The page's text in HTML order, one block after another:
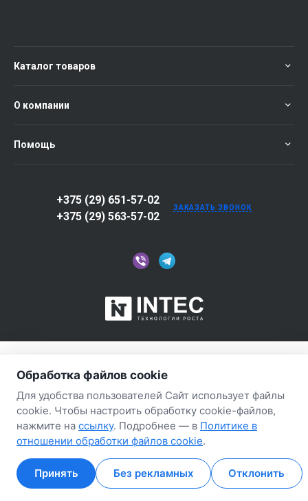
Главная Кабинет Избранные Сравнение
Главная Кабинет Избранные Сравнение
Каталог товаров
О компании
Помощь
+375 (29) 651-57-02
+375 (29) 563-57-02
ЗАКАЗАТЬ ЗВОНОК
Обработка файлов cookie
Для удобства пользователей Сайт использует файлы
cookie. Чтобы настроить обработку cookie-файлов,
нажмите на ссылку. Подробнее — в Политике в
отношении обработки файлов cookie.
Принять Без рекламных Отклонить